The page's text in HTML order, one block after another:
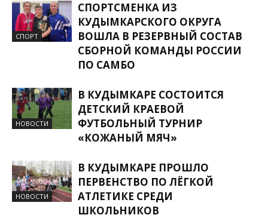
СПОРТ
СПОРТСМЕНКА ИЗ
КУДЫМКАРСКОГО ОКРУГА
ВОШЛА В РЕЗЕРВНЫЙ СОСТАВ
СБОРНОЙ КОМАНДЫ РОССИИ
ПО САМБО
НОВОСТИ
В КУДЫМКАРЕ СОСТОИТСЯ
ДЕТСКИЙ КРАЕВОЙ
ФУТБОЛЬНЫЙ ТУРНИР
«КОЖАНЫЙ МЯЧ»
НОВОСТИ
В КУДЫМКАРЕ ПРОШЛО
ПЕРВЕНСТВО ПО ЛЁГКОЙ
АТЛЕТИКЕ СРЕДИ
ШКОЛЬНИКОВ